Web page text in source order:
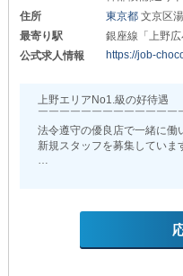
若手スタッフを緊急募集！
未経験者さんでも
熱意があれば積極採用いたし
週2～3日勤務も可能なため
オススメです！
少しでも興味を持っていただ
心より楽しみにしております
▼稼げる仕組みは日々アップ
頑張りがちゃんと収入に反映
むしろ、日々の努力次第で
随時昇給・昇格のチャンスあ
頑張れば頑張るほど収入が伸
前職の経歴・給与実績をし
これまで積んできたキャリア
住所
東京都文京区
最寄り駅
銀座線「上野
公式求人情報
https://job-
上野エリアNo1.級の好待遇
￣￣￣￣￣￣￣￣￣￣￣￣￣
法令遵守の優良店で一緒に働
新規スタッフを募集していま
【バチェラー】はあなたの『
重視して採用を実施します。